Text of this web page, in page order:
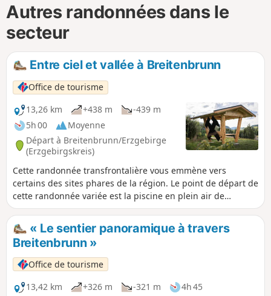
Autres randonnées dans le
secteur
Entre ciel et vallée à Breitenbrunn
Office de tourisme
13,26 km
+438 m
-439 m
5h 00
Moyenne
Départ à Breitenbrunn/Erzgebirge
(Erzgebirgskreis)
Cette randonnée transfrontalière vous emmène vers
certains des sites phares de la région. Le point de départ de
cette randonnée variée est la piscine en plein air de
Rittersgrün. Après quelques minutes seulement, vous
atteignez le sentier de crête Erzgebirge-Vogtland, l’un des
plus beaux sentiers de grande randonnée d’Allemagne. En
passant par le Fritzschberg, le chemin monte jusqu’à une
aire de repos offrant une vue panoramique
impressionnante. L'itinéraire s'enfonce ensuite
profondément dans la forêt des Monts Métallifères et quitte
« Le sentier panoramique à travers
Breitenbrunn »
Office de tourisme
13,42 km
+326 m -321 m
4h 45